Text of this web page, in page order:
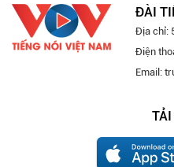
ĐÀI
Địa chỉ:
Điện
Email: